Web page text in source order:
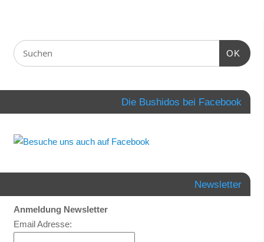
OK
Die Bushidos bei Facebook
Newsletter
Anmeldung Newsletter
Email Adresse: